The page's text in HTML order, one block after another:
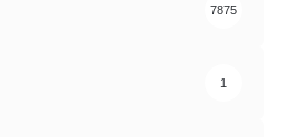
7875
1